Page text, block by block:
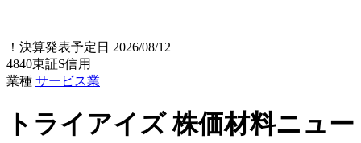
！ 決算発表予定日 2026/08/12
4840東証S信用
業種 サービス業
トライアイズ株価材料ニュー